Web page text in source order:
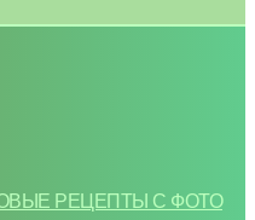
РЕЦЕПТЫ С ФОТО